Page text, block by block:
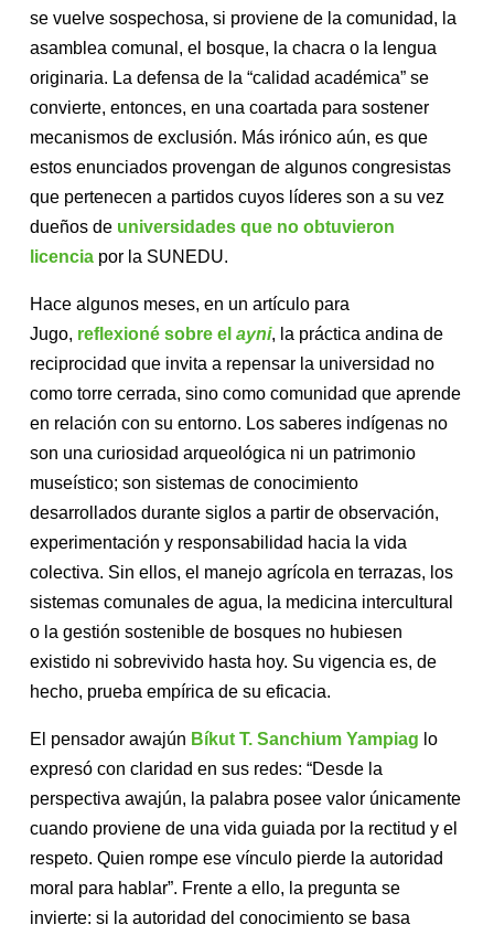
se vuelve sospechosa, si proviene de la comunidad, la
asamblea comunal, el bosque, la chacra o la lengua
originaria. La defensa de la “calidad académica” se
convierte, entonces, en una coartada para sostener
mecanismos de exclusión. Más irónico aún, es que
estos enunciados provengan de algunos congresistas
que pertenecen a partidos cuyos líderes son a su vez
dueños de universidades que no obtuvieron
licenciapor la SUNEDU.
Hace algunos meses, en un artículo para
Jugo, reflexioné sobre el ayni, la práctica andina de
reciprocidad que invita a repensar la universidad no
como torre cerrada, sino como comunidad que aprende
en relación con su entorno. Los saberes indígenas no
son una curiosidad arqueológica ni un patrimonio
museístico; son sistemas de conocimiento
desarrollados durante siglos a partir de observación,
experimentación y responsabilidad hacia la vida
colectiva. Sin ellos, el manejo agrícola en terrazas, los
sistemas comunales de agua, la medicina intercultural
o la gestión sostenible de bosques no hubiesen
existido ni sobrevivido hasta hoy. Su vigencia es, de
hecho, prueba empírica de su eficacia.
El pensador awajún Bíkut T. Sanchium Yampiag lo
expresó con claridad en sus redes: “Desde la
perspectiva awajún, la palabra posee valor únicamente
cuando proviene de una vida guiada por la rectitud y el
respeto. Quien rompe ese vínculo pierde la autoridad
moral para hablar”. Frente a ello, la pregunta se
invierte: si la autoridad del conocimiento se basa